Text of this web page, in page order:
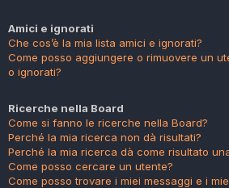
Amici e ignorati
Che cos’è la mia lista amici e ignorati?
Come posso aggiungere o rimuovere un
o ignorati?
Ricerche nella Board
Come si fanno le ricerche nella Board?
Perché la mia ricerca non dà risultati?
Perché la mia ricerca dà come risultato
Come posso cercare un utente?
Come posso trovare i miei messaggi e i